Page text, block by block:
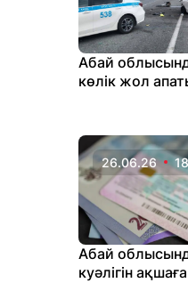
Абай
көлік жол
26.06.26
Абай
куәлігін